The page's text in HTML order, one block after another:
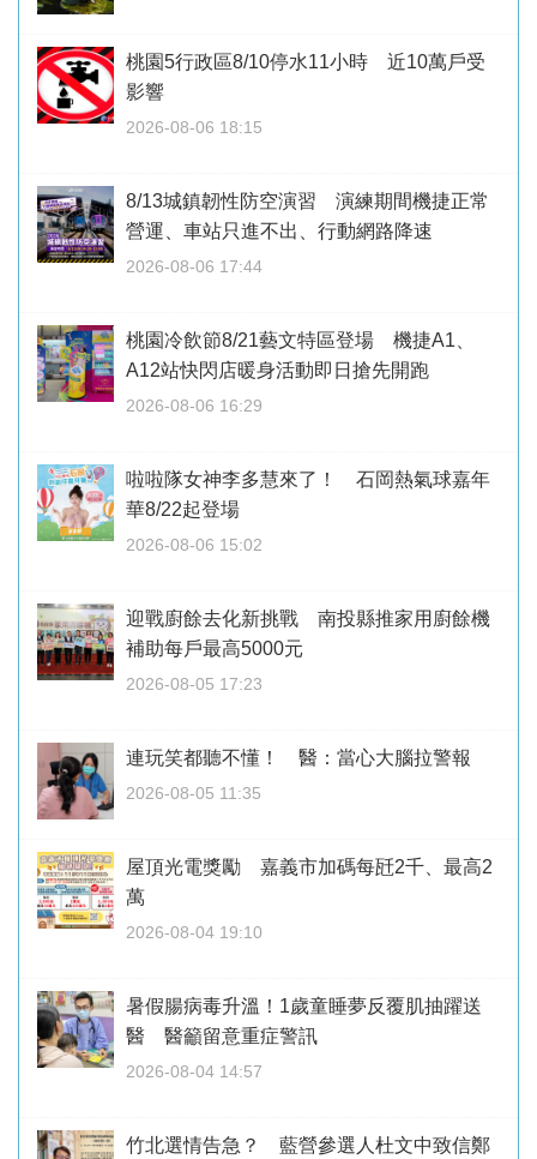
桃園5行政區8/10停水11小時 近10萬戶受
影響
2026-08-06 18:15
8/13城鎮韌性防空演習 演練期間機捷正常
營運、車站只進不出、行動網路降速
2026-08-06 17:44
桃園冷飲節8/21藝文特區登場 機捷A1、
A12站快閃店暖身活動即日搶先開跑
2026-08-06 16:29
啦啦隊女神李多慧來了！ 石岡熱氣球嘉年
華8/22起登場
2026-08-06 15:02
迎戰廚餘去化新挑戰 南投縣推家用廚餘機
補助每戶最高5000元
2026-08-05 17:23
連玩笑都聽不懂！ 醫：當心大腦拉警報
2026-08-05 11:35
屋頂光電獎勵 嘉義市加碼每瓩2千、最高2
萬
2026-08-04 19:10
暑假腸病毒升溫！1歲童睡夢反覆肌抽躍送
醫 醫籲留意重症警訊
2026-08-04 14:57
竹北選情告急？ 藍營參選人杜文中致信鄭